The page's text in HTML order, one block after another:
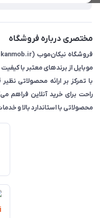
مختصری درباره فروشگاه
موبایل از برندهای معتبر با
با تمرکز بر ارائه محصولاتی
راحت برای خرید آنلاین فراهم
محصولاتی با استاندارد بالا و